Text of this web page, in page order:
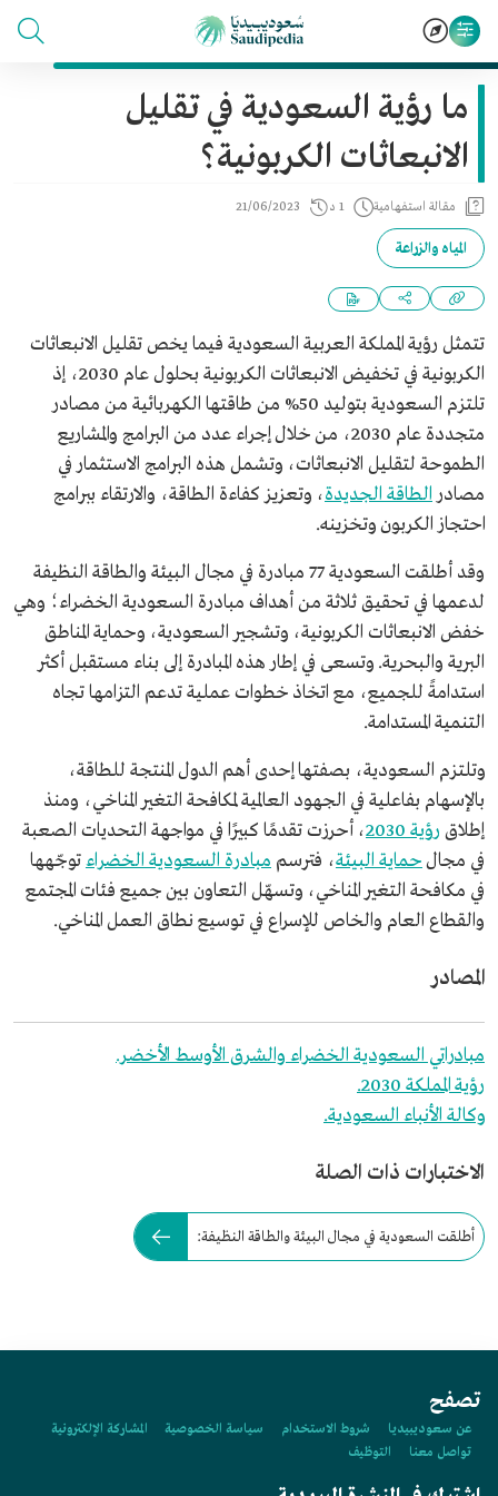
ما رؤية السعودية في تقليل
الانبعاثات الكربونية؟
مقالة استفهامية 1 د 21/06/2023
المياه والزراعة
تتمثل رؤية المملكة العربية السعودية فيما يخص تقليل الانبعاثات
الكربونية في تخفيض الانبعاثات الكربونية بحلول عام 2030، إذ
تلتزم السعودية بتوليد 50% من طاقتها الكهربائية من مصادر
متجددة عام 2030، من خلال إجراء عدد من البرامج والمشاريع
الطموحة لتقليل الانبعاثات، وتشمل هذه البرامج الاستثمار في
مصادر الطاقة الجديدة، وتعزيز كفاءة الطاقة، والارتقاء ببرامج
احتجاز الكربون وتخزينه.
وقد أطلقت السعودية 77 مبادرة في مجال البيئة والطاقة النظيفة
لدعمها في تحقيق ثلاثة من أهداف مبادرة السعودية الخضراء؛ وهي
خفض الانبعاثات الكربونية، وتشجير السعودية، وحماية المناطق
البرية والبحرية. وتسعى في إطار هذه المبادرة إلى بناء مستقبل أكثر
استدامةً للجميع، مع اتخاذ خطوات عملية تدعم التزامها تجاه
التنمية المستدامة.
وتلتزم السعودية، بصفتها إحدى أهم الدول المنتجة للطاقة،
بالإسهام بفاعلية في الجهود العالمية لمكافحة التغير المناخي، ومنذ
إطلاق رؤية 2030
، أحرزت تقدمًا كبيرًا في مواجهة التحديات الصعبة
في مجالحماية البيئة، فترسم مبادرة السعودية الخضراءتوجّهها
في مكافحة التغير المناخي، وتسهّل التعاون بين جميع فئات المجتمع
والقطاع العام والخاص للإسراع في توسيع نطاق العمل المناخي.
المصادر
مبادراتي السعودية الخضراء والشرق الأوسط الأخضر.
رؤية المملكة 2030.
وكالة الأنباء السعودية.
الاختبارات ذات الصلة
أطلقت السعودية في مجال البيئة والطاقة النظيفة:
تصفح
عن سعوديبيديا شروط الاستخدام سياسة الخصوصية
المشاركة الإلكترونية
تواصل معنا
التوظيف